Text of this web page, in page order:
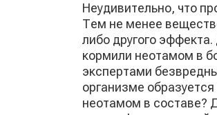
Неудивительно, что
Тем не менее
либо другого
кормили неотамом в
экспертами
организме
неотамом в составе?